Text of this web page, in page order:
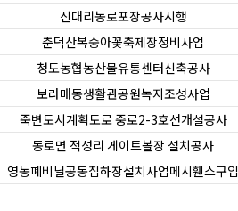
신대리농로포장공사시행
춘덕산복숭아꽃축제장정비사업
청도농협농산물유통센터신축공사
보라매동생활관공원녹지조성사업
죽변도시계획도로 중로2-3호선개설공사
동로면 적성리 게이트볼장 설치공사
영농폐비닐공동집하장설치사업메시휀스구입